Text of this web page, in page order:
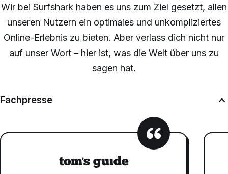
Wir bei Surfshark haben es uns zum Ziel gesetzt, allen
unseren Nutzern ein optimales und unkompliziertes
Online-Erlebnis zu bieten. Aber verlass dich nicht nur
auf unser Wort – hier ist, was die Welt über uns zu
sagen hat.
Fachpresse